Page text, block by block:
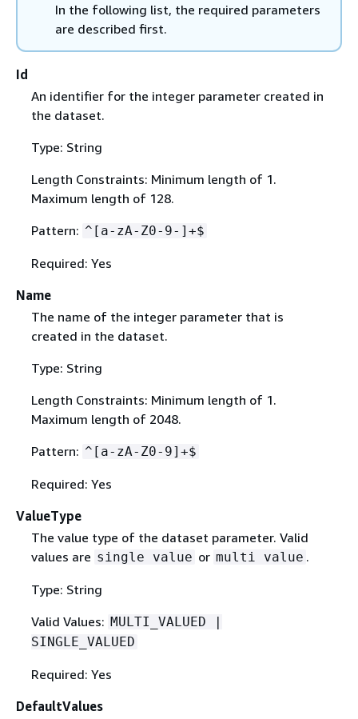
In the following list, the required parameters
are described first.
Id
An identifier for the integer parameter created in
the dataset.
Type: String
Length Constraints: Minimum length of 1.
Maximum length of 128.
Pattern: ^[a-zA-Z0-9-]+$
Required: Yes
Name
The name of the integer parameter that is
created in the dataset.
Type: String
Length Constraints: Minimum length of 1.
Maximum length of 2048.
Pattern: ^[a-zA-Z0-9]+$
Required: Yes
ValueType
The value type of the dataset parameter. Valid
values are single value or multi value .
Type: String
Valid Values: MULTI_VALUED |
SINGLE_VALUED
Required: Yes
DefaultValues